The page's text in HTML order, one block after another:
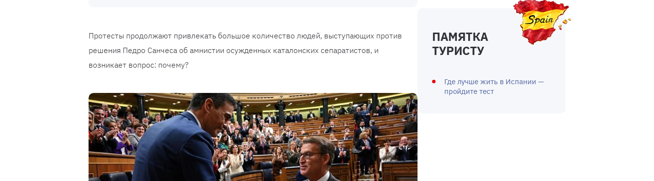
Протесты продолжают привлекать большое количество людей, выступающих против
решения Педро Санчеса об амнистии осужденных каталонских сепаратистов, и
возникает вопрос: почему?
ПАМЯТКА
ТУРИСТУ
Где лучше жить в Испании —
пройдите тест